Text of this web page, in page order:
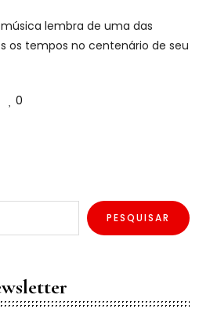
lembra de uma das
os tempos no centenário de seu
0
PESQUISAR